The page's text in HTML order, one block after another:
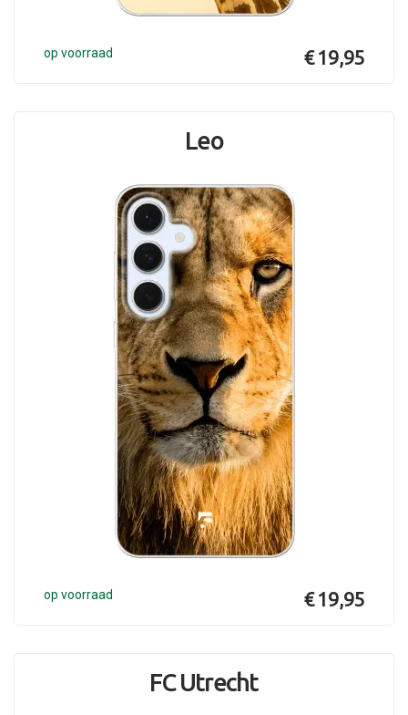
op voorraad € 19,95
Leo
op voorraad € 19,95
FC Utrecht